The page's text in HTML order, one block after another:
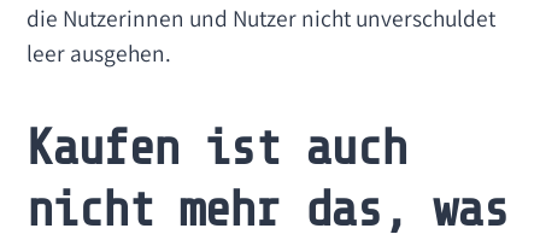
die Nutzerinnen und Nutzer nicht unverschuldet
leer ausgehen.
Kaufen ist auch
nicht mehr das, was